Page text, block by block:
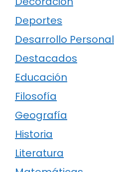
Deportes
Desarrollo Personal
Destacados
Educación
Filosofía
Geografía
Historia
Literatura